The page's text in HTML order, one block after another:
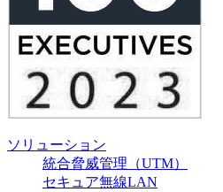
ソリューション
統合脅威管理（UTM）
セキュア無線LAN